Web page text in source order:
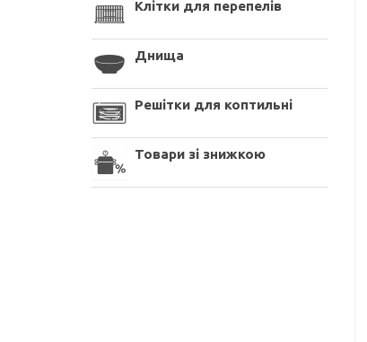
Клітки для перепелів
Днища
Решітки для коптильні
Товари зі знижкою